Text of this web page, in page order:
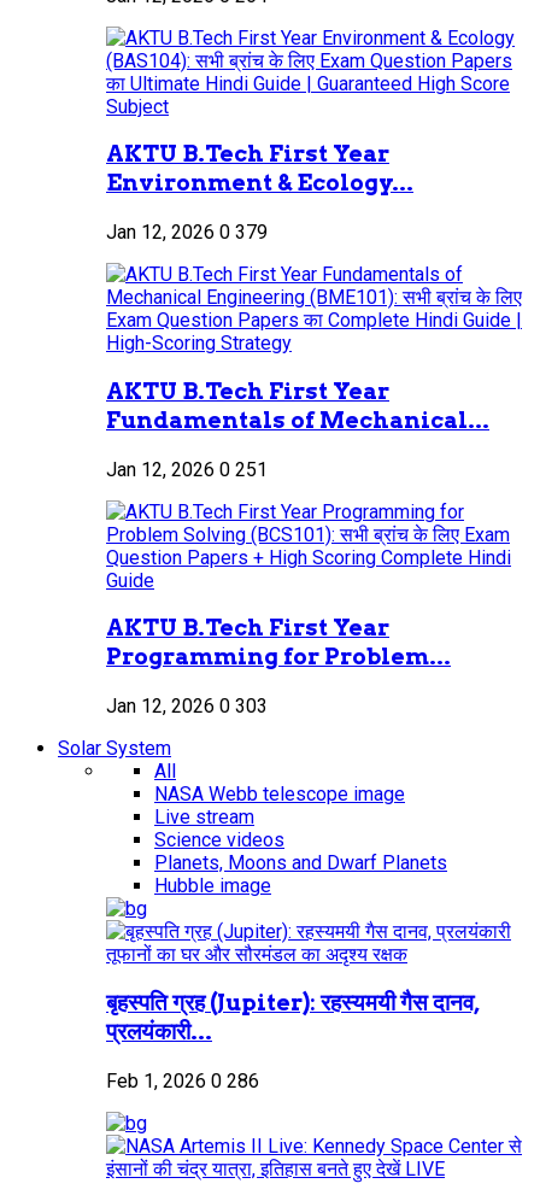
AKTU B.Tech First Year
Environment & Ecology...
Jan 12, 2026 0 379
AKTU B.Tech First Year
Fundamentals of Mechanical...
Jan 12, 2026 0 251
AKTU B.Tech First Year
Programming for Problem...
Jan 12, 2026 0 303
Solar System
All
NASA Webb telescope image
Live stream
Science videos
Planets, Moons and Dwarf Planets
Hubble image
बृहस्पति ग्रह (Jupiter): रहस्यमयी गैस दानव,
प्रलयंकारी...
Feb 1, 2026 0 286